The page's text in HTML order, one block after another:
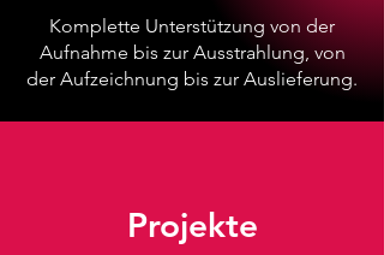
Komplette Unterstützung von der
Aufnahme bis zur Ausstrahlung, von
der Aufzeichnung bis zur Auslieferung.
Projekte